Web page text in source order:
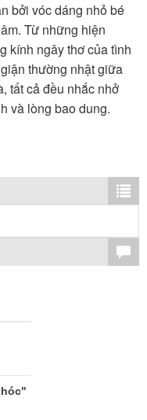
bởi vóc dáng nhỏ bé
Từ những hiện
kính ngây thơ của tình
thường nhật giữa
tất cả đều nhắc nhở
và lòng bao dung.